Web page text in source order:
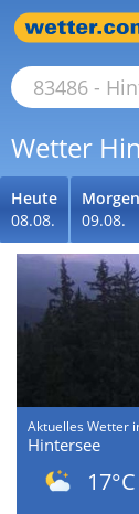
Wetter
Heute
08.08.
Morgen
09.08.
Aktuelles Wetter
Hintersee
17°C